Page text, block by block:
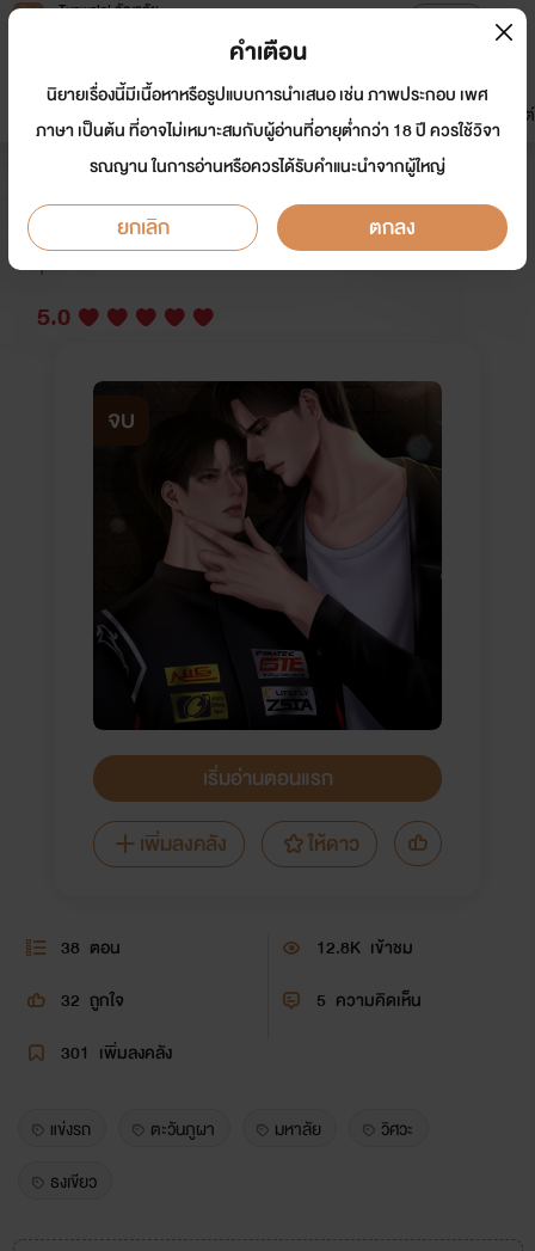
Tunwalai ธัญวลัย
หน้าแรก นิยาย อีบุ๊ก การ์ตูน
มาใหม่
ดรีมแชท ธัญลิสต์
ดุจตะวันเคียงภูผา
นักเขียน: Foxy lady pink
นักวาด: Werawhale,Tiktok แ
งวปิ้งจ้า,youthemesa
Y
5.0
จบ
เริ่มอ่านตอนแรก
เพิ่มลงคลัง
ให้ดาว
38 ตอน 12.8K เข้าชม
32 ถูกใจ 5 ความคิดเห็น
301 เพิ่มลงคลัง
แข่งรถ ตะวันภูผา มหาลัย
วิศวะ
ธงเขียว
คำเตือน
นิยายเรื่องนี้มีเนื้อหาหรือรูปแบบการนำเสนอ เช่น ภาพประกอบ เพศ
ภาษา เป็นต้น ที่อาจไม่เหมาะสมกับผู้อ่านที่อายุต่ำกว่า 18 ปี ควรใช้วิจา
รณญาน ในการอ่านหรือควรได้รับคำแนะนำจากผู้ใหญ่
ยกเลิก ตกลง